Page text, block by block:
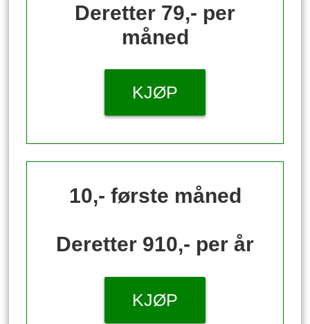
Deretter 79,- per
måned
KJØP
10,- første måned
Deretter 910,- per år
KJØP